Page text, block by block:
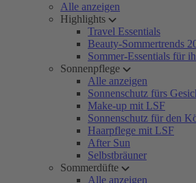
Alle anzeigen
Highlights
Travel Essentials
Beauty-Sommertrends
Sommer-Essentials für
Sonnenpflege
Alle anzeigen
Sonnenschutz fürs
Make-up mit LSF
Sonnenschutz für den
Haarpflege mit LSF
After Sun
Selbstbräuner
Sommerdüfte
Alle anzeigen